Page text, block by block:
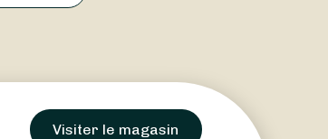
Visiter le magasin